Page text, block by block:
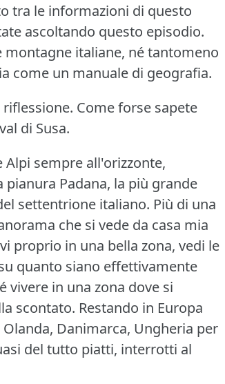
tra le informazioni di questo
ascoltando questo episodio.
italiane, né tantomeno
come un manuale di geografia.
Come forse sapete
di Susa.
sempre all'orizzonte,
Padana, la più grande
settentrione italiano. Più di una
che si vede da casa mia
proprio in una bella zona, vedi le
quanto siano effettivamente
vivere in una zona dove si
scontato. Restando in Europa
Danimarca, Ungheria per
del tutto piatti, interrotti al